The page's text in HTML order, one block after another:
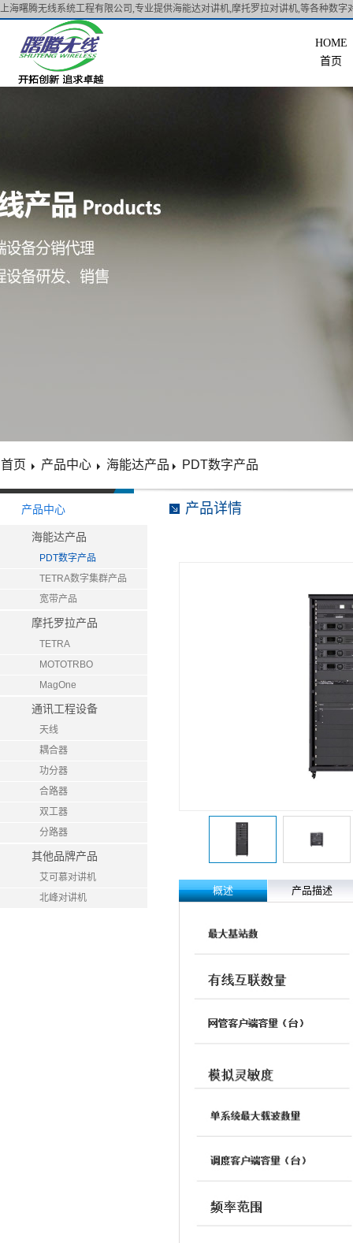
上海曙腾无线系统工程有限公司,专业提供海能达对讲机,摩托罗拉对讲机,等各种数字
首页
产品中心
海能达产品
PDT数字产品
TETRA数字集群产品
宽带产品
摩托罗拉产品
TETRA
MOTOTRBO
MagOne
通讯工程设备
天线
耦合器
功分器
合路器
双工器
分路器
其他品牌产品
艾可慕对讲机
北峰对讲机
产品详情
首页 产品中心 海能达产品 PDT数字产品
概述 产品描述